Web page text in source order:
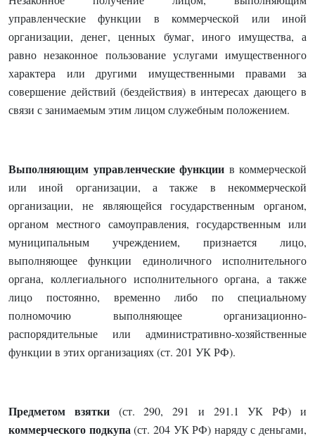
управленческие функции в коммерческой или иной
организации, денег, ценных бумаг, иного имущества, а
равно незаконное пользование услугами имущественного
характера или другими имущественными правами за
совершение действий (бездействия) в интересах дающего в
связи с занимаемым этим лицом служебным положением.
Выполняющим управленческие функции в коммерческой
или иной организации, а также в некоммерческой
организации, не являющейся государственным органом,
органом местного самоуправления, государственным или
муниципальным учреждением, признается лицо,
выполняющее функции единоличного исполнительного
органа, коллегиального исполнительного органа, а также
лицо постоянно, временно либо по специальному
полномочию выполняющее организационно-
распорядительные или административно-хозяйственные
функции в этих организациях (ст. 201 УК РФ).
Предметом взятки(ст. 290, 291 и 291.1 УК РФ) и
коммерческого подкупа (ст. 204 УК РФ) наряду с деньгами,